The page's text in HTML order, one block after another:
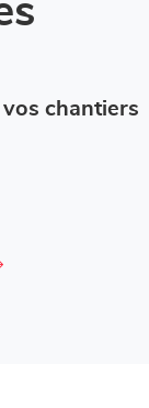
chantiers